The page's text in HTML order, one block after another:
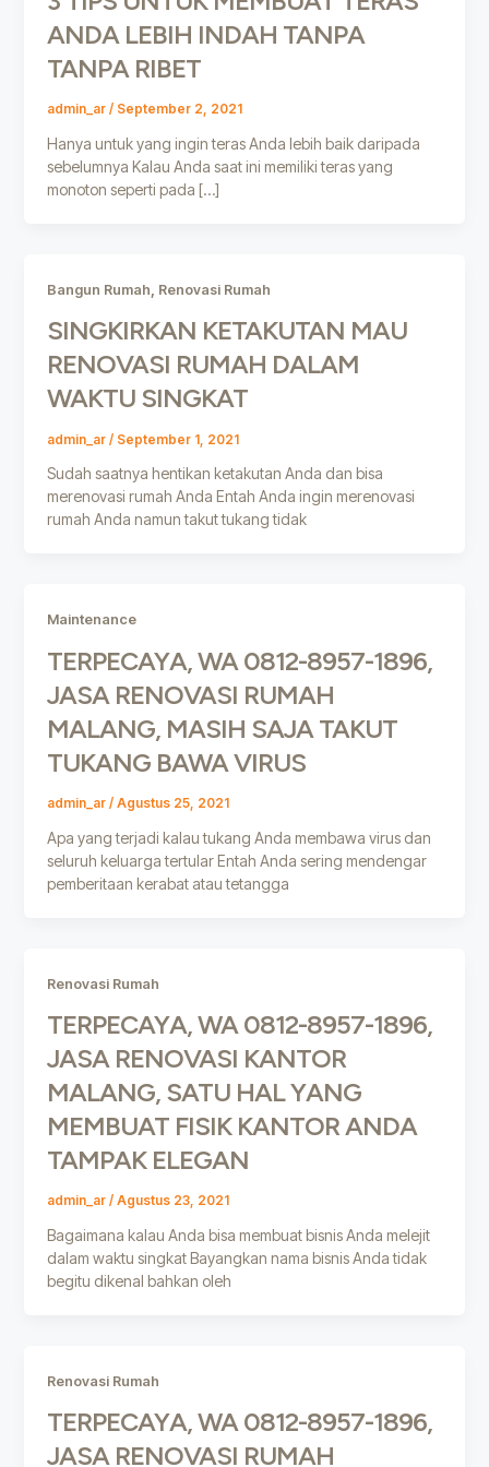
ANDA LEBIH INDAH TANPA
TANPA RIBET
admin_ar / September 2, 2021
Hanya untuk yang ingin teras Anda lebih baik daripada
sebelumnya Kalau Anda saat ini memiliki teras yang
monoton seperti pada […]
Bangun Rumah Renovasi Rumah
SINGKIRKAN KETAKUTAN MAU
RENOVASI RUMAH DALAM
WAKTU SINGKAT
admin_ar / September 1, 2021
Sudah saatnya hentikan ketakutan Anda dan bisa
merenovasi rumah Anda Entah Anda ingin merenovasi
rumah Anda namun takut tukang tidak
Maintenance
TERPECAYA, WA 0812-8957-1896,
JASA RENOVASI RUMAH
MALANG, MASIH SAJA TAKUT
TUKANG BAWA VIRUS
admin_ar / Agustus 25, 2021
Apa yang terjadi kalau tukang Anda membawa virus dan
seluruh keluarga tertular Entah Anda sering mendengar
pemberitaan kerabat atau tetangga
Renovasi Rumah
TERPECAYA, WA 0812-8957-1896,
JASA RENOVASI KANTOR
MALANG, SATU HAL YANG
MEMBUAT FISIK KANTOR ANDA
TAMPAK ELEGAN
admin_ar / Agustus 23, 2021
Bagaimana kalau Anda bisa membuat bisnis Anda melejit
dalam waktu singkat Bayangkan nama bisnis Anda tidak
begitu dikenal bahkan oleh
Renovasi Rumah
TERPECAYA, WA 0812-8957-1896,
JASA RENOVASI RUMAH